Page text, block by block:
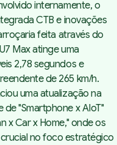
internamente, o
CTB e inovações
feita através do
Max atinge uma
2,78 segundos e
de 265 km/h.
uma atualização na
"Smartphone x AIoT"
x Car x Home," onde os
no foco estratégico